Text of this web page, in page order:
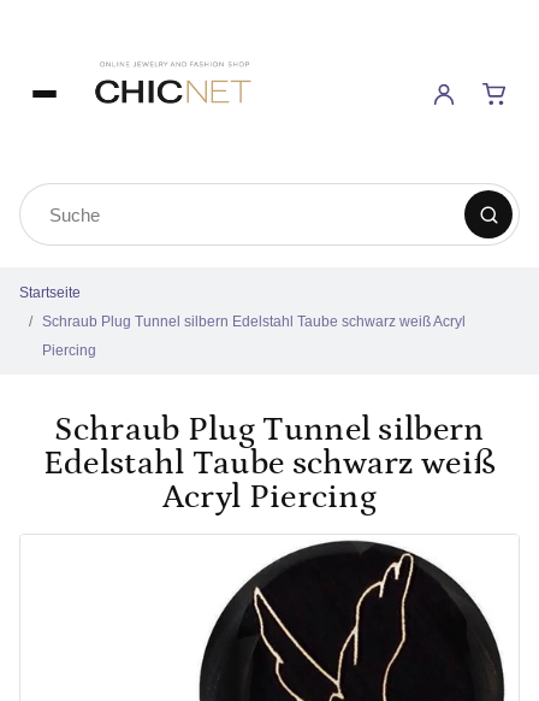
Startseite
Schraub Plug Tunnel silbern Edelstahl Taube schwarz weiß Acryl
Piercing
Schraub Plug Tunnel silbern
Edelstahl Taube schwarz weiß
Acryl Piercing